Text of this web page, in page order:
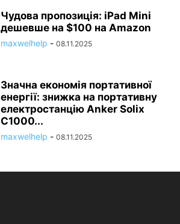
Чудова пропозиція: iPad Mini
дешевше на $100 на Amazon
maxwelhelp - 08.11.2025
Значна економія портативної
енергії: знижка на портативну
електростанцію Anker Solix
C1000...
maxwelhelp - 08.11.2025